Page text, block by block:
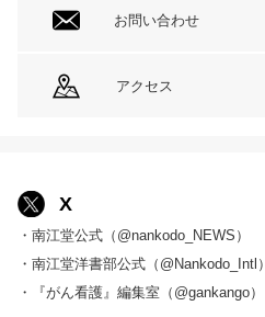
お問い合わせ
アクセス
X
・南江堂公式（@nankodo_NEWS）
・南江堂洋書部公式（@Nankodo_Intl）
・『がん看護』編集室（@gankango）